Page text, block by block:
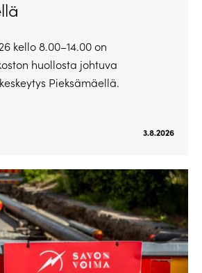
kello 8.00–14.00 on
huollosta johtuva
Pieksämäellä.
3.8.2026